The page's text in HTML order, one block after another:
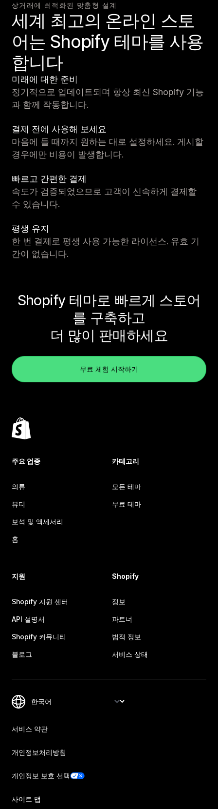
상거래에 최적화된 맞춤형 설계
세계 최고의 온라인 스토
어는 Shopify 테마를 사용
합니다
미래에 대한 준비
정기적으로 업데이트되며 항상 최신 Shopify 기능
과 함께 작동합니다.
결제 전에 사용해 보세요
마음에 들 때까지 원하는 대로 설정하세요. 게시할
경우에만 비용이 발생합니다.
빠르고 간편한 결제
속도가 검증되었으므로 고객이 신속하게 결제할
수 있습니다.
평생 유지
한 번 결제로 평생 사용 가능한 라이선스. 유효 기
간이 없습니다.
Shopify 테마로 빠르게 스토어
를 구축하고
더 많이 판매하세요
무료 체험 시작하기
주요 업종
의류
뷰티
보석 및 액세서리
홈
카테고리
모든 테마
무료 테마
지원
Shopify 지원 센터
API 설명서
Shopify 커뮤니티
블로그
Shopify
정보
파트너
법적 정보
서비스 상태
서비스 약관
개인정보처리방침
개인정보 보호 선택
사이트 맵